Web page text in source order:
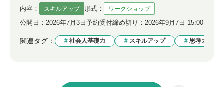
内容： スキルアップ 形式： ワークショップ
公開日： 2026年7月3日 予約受付締め切り： 2026年9月7日 15:00
関連タグ： 社会人基礎力 スキルアップ 思考力